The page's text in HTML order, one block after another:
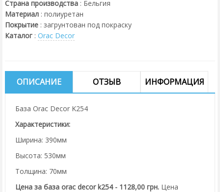
Страна производства : Бельгия
Материал : полиуретан
Покрытие : загрунтован под покраску
Каталог : Orac Decor
ОПИСАНИЕ ОТЗЫВ ИНФОРМАЦИЯ
База Orac Decor K254
Характеристики:
Ширина: 390мм
Высота: 530мм
Толщина: 70мм
Цена за база orac decor k254 - 1128,00 грн. Цена